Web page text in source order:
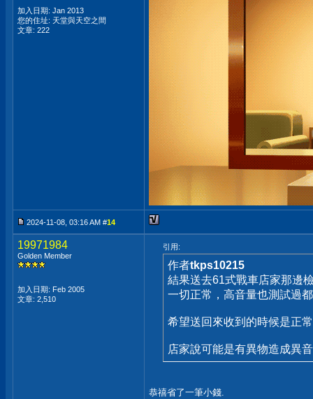
加入日期: Jan 2013
您的住址: 天堂與天空之間
文章: 222
2024-11-08, 03:16 AM #14
19971984
Golden Member
加入日期: Feb 2005
文章: 2,510
引用:
作者tkps10215
結果送去61式戰車店家那邊
一切正常，高音量也測試過
希望送回來收到的時候是正
店家說可能是有異物造成異
恭禧省了一筆小錢.